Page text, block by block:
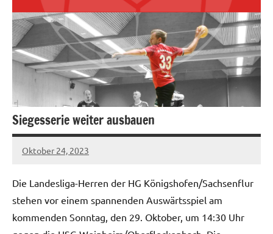
Siegesserie weiter ausbauen
Oktober 24, 2023
hgadmin
Die Landesliga-Herren der HG Königshofen/Sachsenflur
stehen vor einem spannenden Auswärtsspiel am
kommenden Sonntag, den 29. Oktober, um 14:30 Uhr